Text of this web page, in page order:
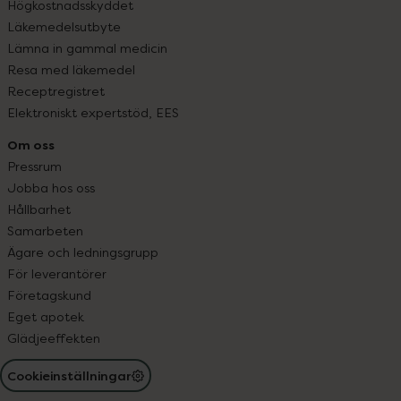
Högkostnadsskyddet
Läkemedelsutbyte
Lämna in gammal medicin
Resa med läkemedel
Receptregistret
Elektroniskt expertstöd, EES
Om oss
Pressrum
Jobba hos oss
Hållbarhet
Samarbeten
Ägare och ledningsgrupp
För leverantörer
Företagskund
Eget apotek
Glädjeeffekten
Cookieinställningar